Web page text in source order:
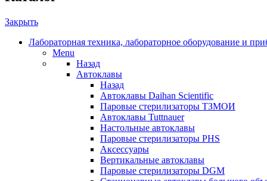
Закрыть
Лабораторная техника, лабораторное оборудование и
Menu
Назад
Автоклавы
Назад
Автоклавы Daihan Scientific
Паровые стерилизаторы ТЗМОИ
Автоклавы Tuttnauer
Наcтольные автоклавы
Паровые стерилизаторы PHS
Аксессуары
Вертикальные автоклавы
Паровые стерилизаторы DGM